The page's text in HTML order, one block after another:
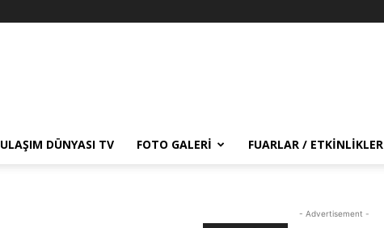
ULAŞIM DÜNYASI TV FOTO GALERI FUARLAR / ETKINLIKLER
- Advertisement -